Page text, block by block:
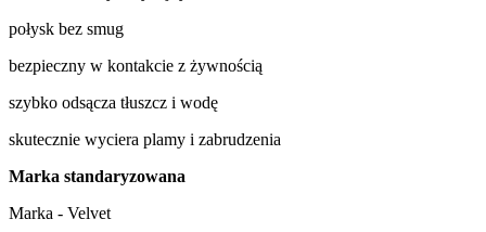
połysk bez smug
bezpieczny w kontakcie z żywnością
szybko odsącza tłuszcz i wodę
skutecznie wyciera plamy i zabrudzenia
Marka standaryzowana
Marka - Velvet